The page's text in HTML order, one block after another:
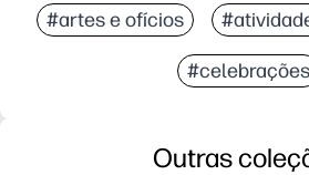
#artes e ofícios
#celebrações
Outras